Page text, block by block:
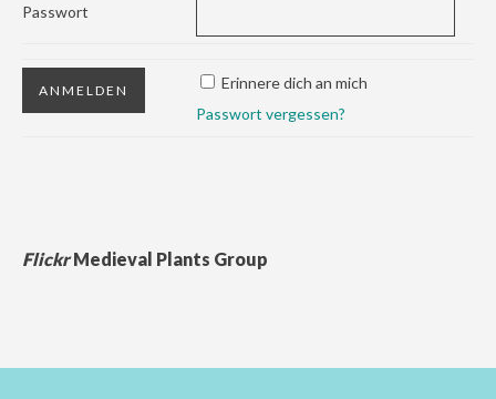
Passwort
Erinnere dich an mich
Passwort vergessen?
FlickrMedieval Plants Group